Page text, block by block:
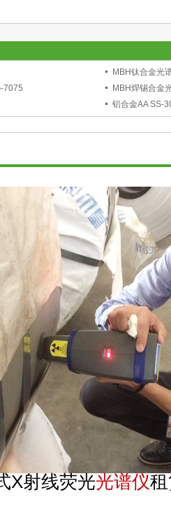
MBH钛合金光
7075
MBH焊锡合金
铝合金AA SS-
X射线荧光光谱仪